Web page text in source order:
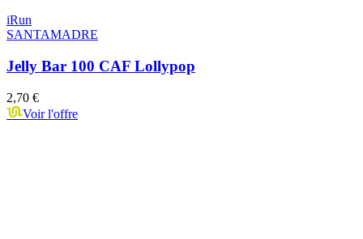
iRun
SANTAMADRE
Jelly Bar 100 CAF Lollypop
2,70 €
Voir l'offre